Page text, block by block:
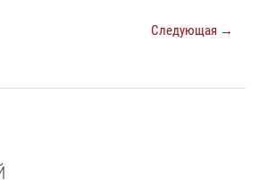
Следующая →